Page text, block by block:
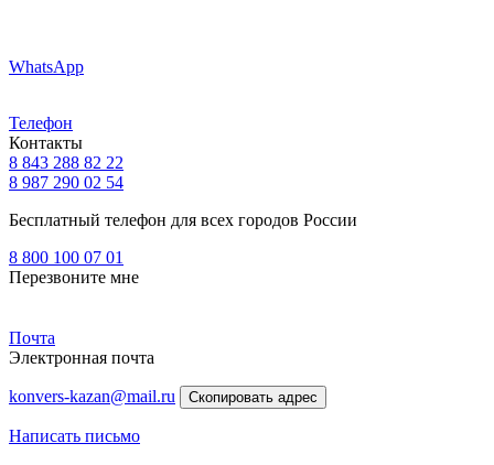
WhatsApp
Телефон
Контакты
8 843 288 82 22
8 987 290 02 54
Бесплатный телефон для всех городов России
8 800 100 07 01
Перезвоните мне
Почта
Электронная почта
konvers-kazan@mail.ru Скопировать адрес
Написать письмо